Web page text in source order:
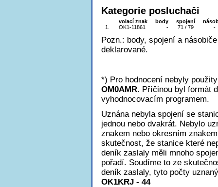
Kategorie posluchači
volací znak body spojení
1.
OK1-11861 - 71 / 79 -
Pozn.: body, spojení a
deklarované.
*) Pro hodnocení nebyly
OM0AMR. Příčinou byl formát
vyhodnocovacím programem.
Uznána nebyla spojení se
jednou nebo dvakrát. Nebylo
znakem nebo okresním
skutečnost, že stanice které
deník zaslaly měli mnoho
pořadí. Soudíme to ze
deník zaslaly, tyto počty
OK1KRJ - 44